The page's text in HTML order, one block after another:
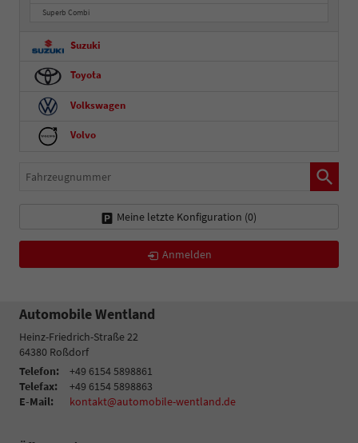
Superb Combi
Suzuki
Toyota
Volkswagen
Volvo
Fahrzeugnummer
Meine letzte Konfiguration (0)
Anmelden
Automobile Wentland
Heinz-Friedrich-Straße 22
64380 Roßdorf
Telefon:
+49 6154 5898861
Telefax:
+49 6154 5898863
E-Mail:
kontakt@automobile-wentland.de